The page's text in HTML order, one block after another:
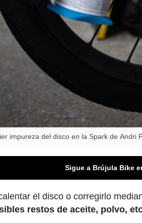
impureza del disco en la Spark de Andri
Sigue a Brújula Bike
el disco o corregirlo
restos de aceite, polvo,